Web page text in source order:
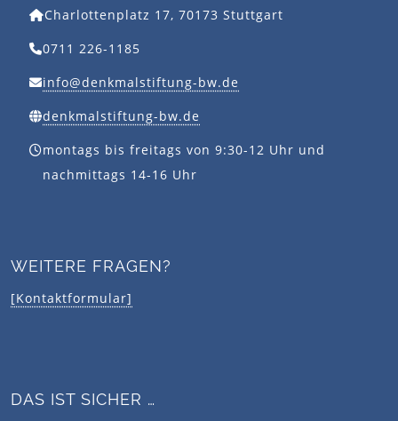
Charlottenplatz 17, 70173 Stuttgart
0711 226-1185
info@denkmalstiftung-bw.de
denkmalstiftung-bw.de
montags bis freitags von 9:30-12 Uhr und
nachmittags 14-16 Uhr
WEITERE FRAGEN?
[Kontaktformular]
DAS IST SICHER …